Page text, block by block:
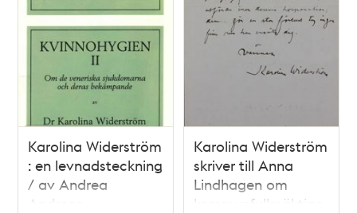
Karolina Widerström
: en levnadsteckning
/ av Andrea
Andreen
Karolina Widerström
skriver till Anna
Lindhagen om
kommunfullmäktige